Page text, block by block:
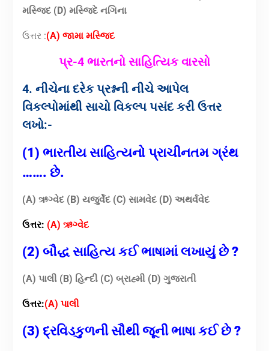
મસ્જિદ (D) મસ્જિદે નગિના
ઉત્તર :(A) જામા મસ્જિદ
પ્ર-4 ભારતનો સાહિત્યિક વારસો
4. નીચેના દરેક પ્રશ્નની નીચે આપેલ
વિકલ્પોમાંથી સાચો વિકલ્પ પસંદ કરી ઉત્તર
લખો:-
(1) ભારતીય સાહિત્યનો પ્રાચીનતમ ગ્રંથ
……. છે.
(A) ઋગ્વેદ (B) યજુર્વેદ (C) સામવેદ (D) અથર્વવેદ
ઉત્તર: (A) ઋગ્વેદ
(2) બૌદ્ધ સાહિત્ય કઈ ભાષામાં લખાયું છે ?
(A) પાલી (B) હિન્દી (C) બ્રાહ્મી (D) ગુજરાતી
ઉત્તર:(A) પાલી
(3) દ્રવિડકુળની સૌથી જૂની ભાષા કઈ છે ?